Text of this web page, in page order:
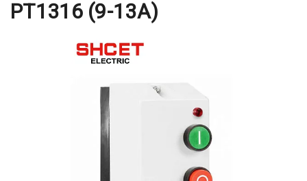
РТ1316 (9-13А)